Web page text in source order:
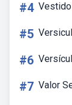
#4 Vestido
#5
#6
#7 Valor